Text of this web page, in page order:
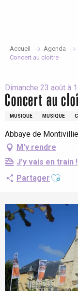
Accueil Agenda
Concert au cloître
Dimanche 23 août à
Concert au
MUSIQUE MUSIQUE
Abbaye de
M'y rendre
J'y vais en train !
Partager Ajouter